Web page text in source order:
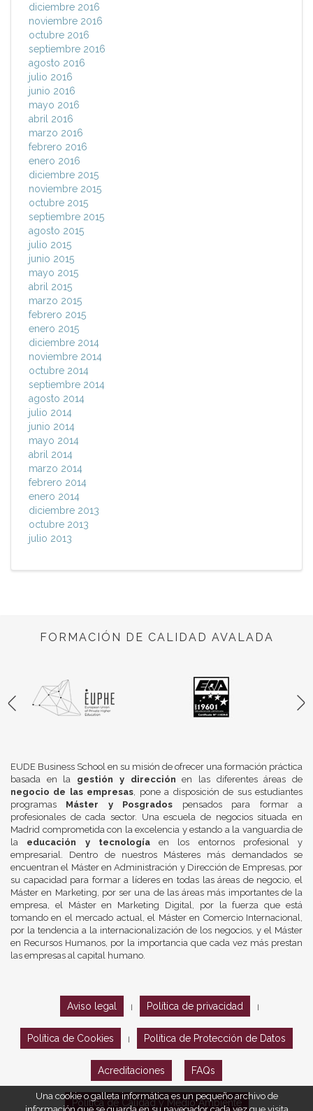
diciembre 2016
noviembre 2016
octubre 2016
septiembre 2016
agosto 2016
julio 2016
junio 2016
mayo 2016
abril 2016
marzo 2016
febrero 2016
enero 2016
diciembre 2015
noviembre 2015
octubre 2015
septiembre 2015
agosto 2015
julio 2015
junio 2015
mayo 2015
abril 2015
marzo 2015
febrero 2015
enero 2015
diciembre 2014
noviembre 2014
octubre 2014
septiembre 2014
agosto 2014
julio 2014
junio 2014
mayo 2014
abril 2014
marzo 2014
febrero 2014
enero 2014
diciembre 2013
octubre 2013
julio 2013
FORMACIÓN DE CALIDAD AVALADA
EUDE Business School en su misión de ofrecer una formación práctica
basada en la gestión y dirección en las diferentes áreas de
negocio de las empresas, pone a disposición de sus estudiantes
programas Máster y Posgrados pensados para formar a
profesionales de cada sector. Una escuela de negocios situada en
Madrid comprometida con la excelencia y estando a la vanguardia de
la educación y tecnologíaen los entornos profesional y
empresarial. Dentro de nuestros Másteres más demandados se
encuentran el Máster en Administración y Dirección de Empresas, por
su capacidad para formar a líderes en todas las áreas de negocio, el
Máster en Marketing, por ser una de las áreas más importantes de la
empresa, el Máster en Marketing Digital, por la fuerza que está
tomando en el mercado actual, el Máster en Comercio Internacional,
por la tendencia a la internacionalización de los negocios, y el Máster
en Recursos Humanos, por la importancia que cada vez más prestan
las empresas al capital humano.
Aviso legal Política de privacidad
Política de Cookies Política de Protección de Datos
Acreditaciones FAQs
Política de Calidad y Medio Ambiente
Una cookie o galleta informática es un pequeño archivo de